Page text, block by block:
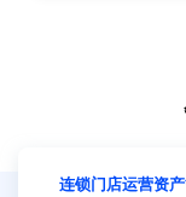
连锁门店运营资